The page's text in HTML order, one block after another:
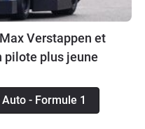
Verstappen et
pilote plus jeune
- Formule 1